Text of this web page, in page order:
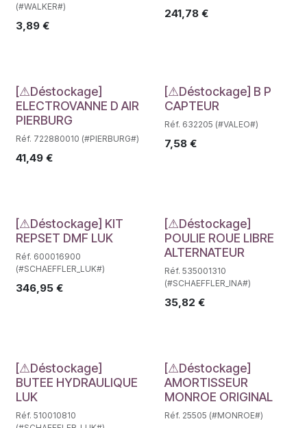
(#WALKER#)
3,89 €
241,78€
Déstockage
[⚠Déstockage]
ELECTROVANNE D AIR
PIERBURG
Réf. 722880010 (#PIERBURG#)
41,49 €
Déstockage
[⚠Déstockage] B P
CAPTEUR
Réf. 632205 (#VALEO#)
7,58€
Déstockage
[⚠Déstockage] KIT
REPSET DMF LUK
Réf. 600016900
(#SCHAEFFLER_LUK#)
346,95 €
Déstockage
[⚠Déstockage]
POULIE ROUE LIBRE
ALTERNATEUR
Réf. 535001310
(#SCHAEFFLER_INA#)
35,82 €
Déstockage
[⚠Déstockage]
BUTEE HYDRAULIQUE
LUK
Réf. 510010810
Déstockage
[⚠Déstockage]
AMORTISSEUR
MONROE ORIGINAL
Réf. 25505 (#MONROE#)